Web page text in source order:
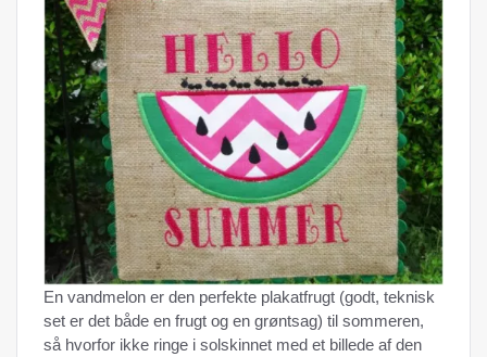
En vandmelon er den perfekte plakatfrugt (godt, teknisk
set er det både en frugt og en grøntsag) til sommeren,
så hvorfor ikke ringe i solskinnet med et billede af den